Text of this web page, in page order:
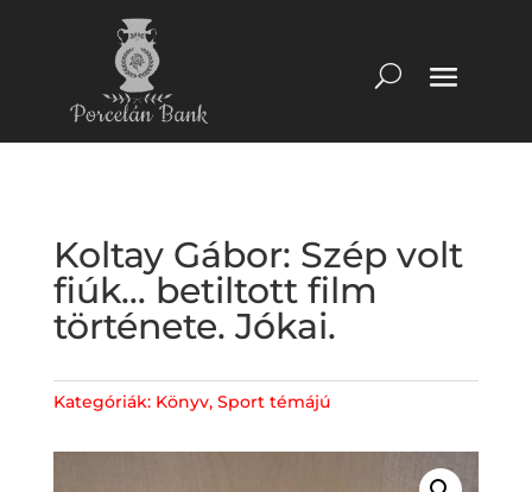
Koltay Gábor: Szép volt
fiúk… betiltott film
története. Jókai.
Kategóriák: Könyv, Sport témájú